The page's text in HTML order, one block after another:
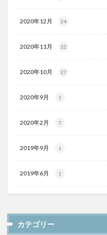
2020年12月 24
2020年11月 32
2020年10月 27
2020年9月 1
2020年2月 7
2019年9月 1
2019年6月 1
カテゴリー